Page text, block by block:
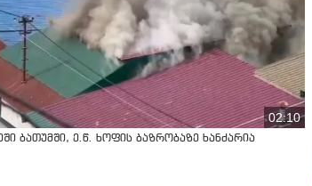
02:10
ბათუმში, ე.წ. ხოფის ბაზრობაზე ხანძარია